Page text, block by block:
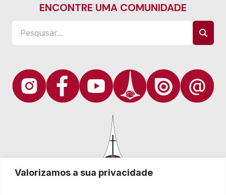
Valorizamos a sua privacidade
ENCONTRE UMA COMUNIDADE